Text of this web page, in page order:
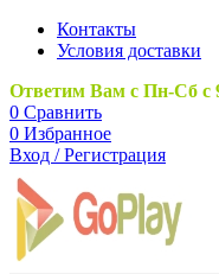
Контакты
Условия доставки
Ответим Вам с Пн-Сб с
0 Сравнить
0 Избранное
Вход / Регистрация